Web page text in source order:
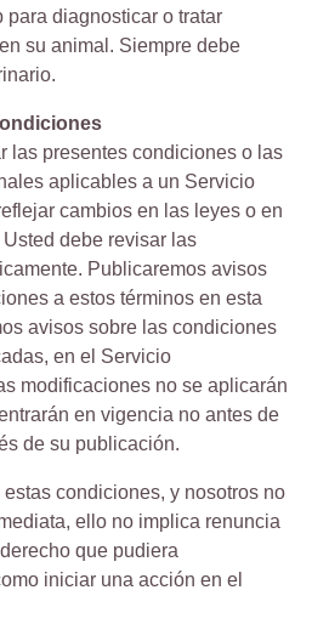
para diagnosticar o tratar
su animal. Siempre debe
las presentes condiciones o las
aplicables a un Servicio
cambios en las leyes o en
debe revisar las
Publicaremos avisos
a estos términos en esta
avisos sobre las condiciones
en el Servicio
modificaciones no se aplicarán
en vigencia no antes de
de su publicación.
condiciones, y nosotros no
ello no implica renuncia
que pudiera
iniciar una acción en el